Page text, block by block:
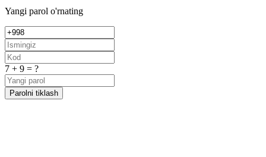
Yangi parol o'rnating
7 + 9 = ?
Parolni tiklash